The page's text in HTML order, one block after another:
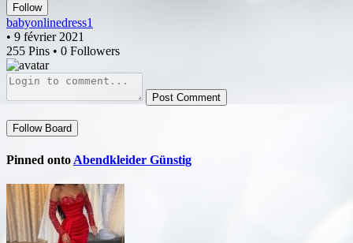
Follow
babyonlinedress1
• 9 février 2021
255 Pins • 0 Followers
Post Comment
Follow Board
Pinned onto Abendkleider Günstig